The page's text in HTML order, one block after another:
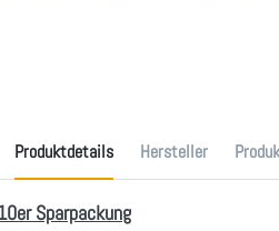
Produktdetails Hersteller
Sparpackung